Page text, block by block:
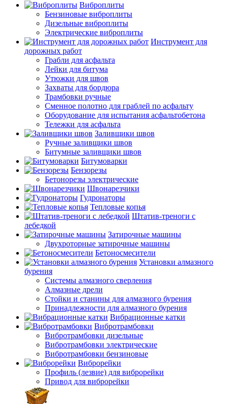
Виброплиты
Бензиновые виброплиты
Дизельные виброплиты
Электрические виброплиты
Инструмент для
дорожных работ
Грабли для асфальта
Лейки для битума
Утюжки для швов
Захваты для бордюра
Трамбовки ручные
Сменное полотно для граблей по асфальту
Оборудование для испытания асфальтобетона
Тележки для асфальта
Заливщики швов
Ручные заливщики швов
Битумные заливщики швов
Битумоварки
Бензорезы
Бетонорезы электрические
Швонарезчики
Гудронаторы
Тепловые копья
Штатив-треноги с
лебедкой
Затирочные машины
Двухроторные затирочные машины
Бетоносмесители
Установки алмазного
бурения
Системы алмазного сверления
Алмазные дрели
Стойки и станины для алмазного бурения
Принадлежности для алмазного бурения
Вибрационные катки
Вибротрамбовки
Вибротрамбовки дизельные
Вибротрамбовки электрические
Вибротрамбовки бензиновые
Виброрейки
Профиль (лезвие) для виброрейки
Привод для виброрейки